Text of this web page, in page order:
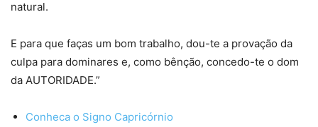
natural.
E para que faças um bom trabalho, dou-te a provação da
culpa para dominares e, como bênção, concedo-te o dom
da AUTORIDADE.”
Conheca o Signo Capricórnio